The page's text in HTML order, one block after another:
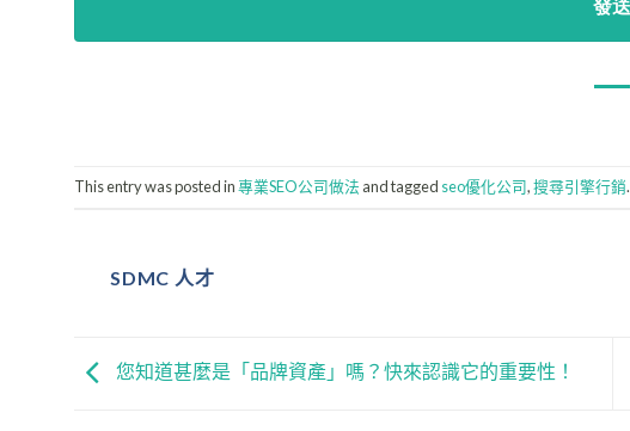
This entry was posted in專業SEO公司做法 and tagged seo優化公司,搜尋引擎行銷.
SDMC 人才
您知道甚麼是「品牌資產」嗎？快來認識它的重要性！